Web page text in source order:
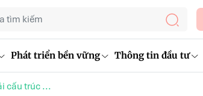
Phát triển bền vững Thông tin đầu tư
cấu trúc ...